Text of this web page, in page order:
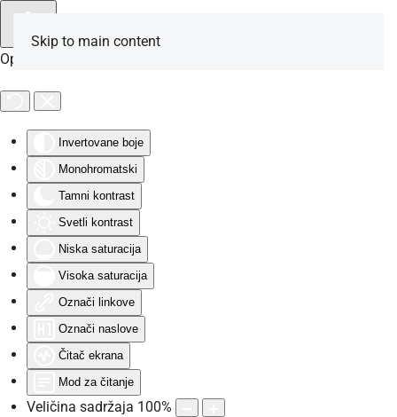
Opcije za osobe sa invaliditetom
Invertovane boje
Monohromatski
Tamni kontrast
Svetli kontrast
Niska saturacija
Visoka saturacija
Označi linkove
Označi naslove
Čitač ekrana
Mod za čitanje
Veličina sadržaja 100%
Skip to main content